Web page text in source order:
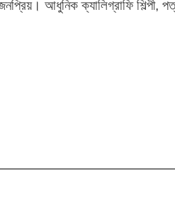
আধুনিক ক্যালিগ্রাফি শিল্পী,